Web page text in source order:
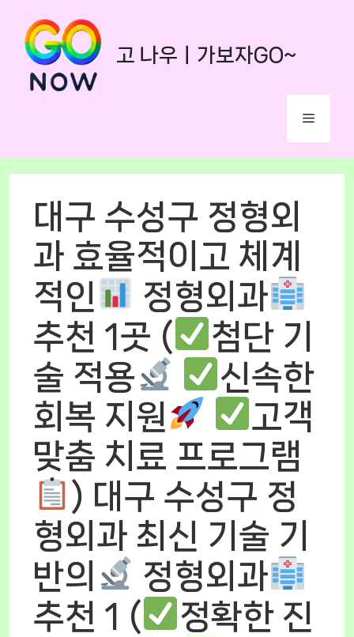
content
고 나우ㅣ가보자GO~
Menu
대구 수성구 정형외
과 효율적이고 체계
적인
정형외과
추천 1곳 (
첨단 기
술 적용
신속한
회복 지원
고객
맞춤 치료 프로그램
) 대구 수성구 정
형외과 최신 기술 기
반의
정형외과
추천 1 (
정확한 진